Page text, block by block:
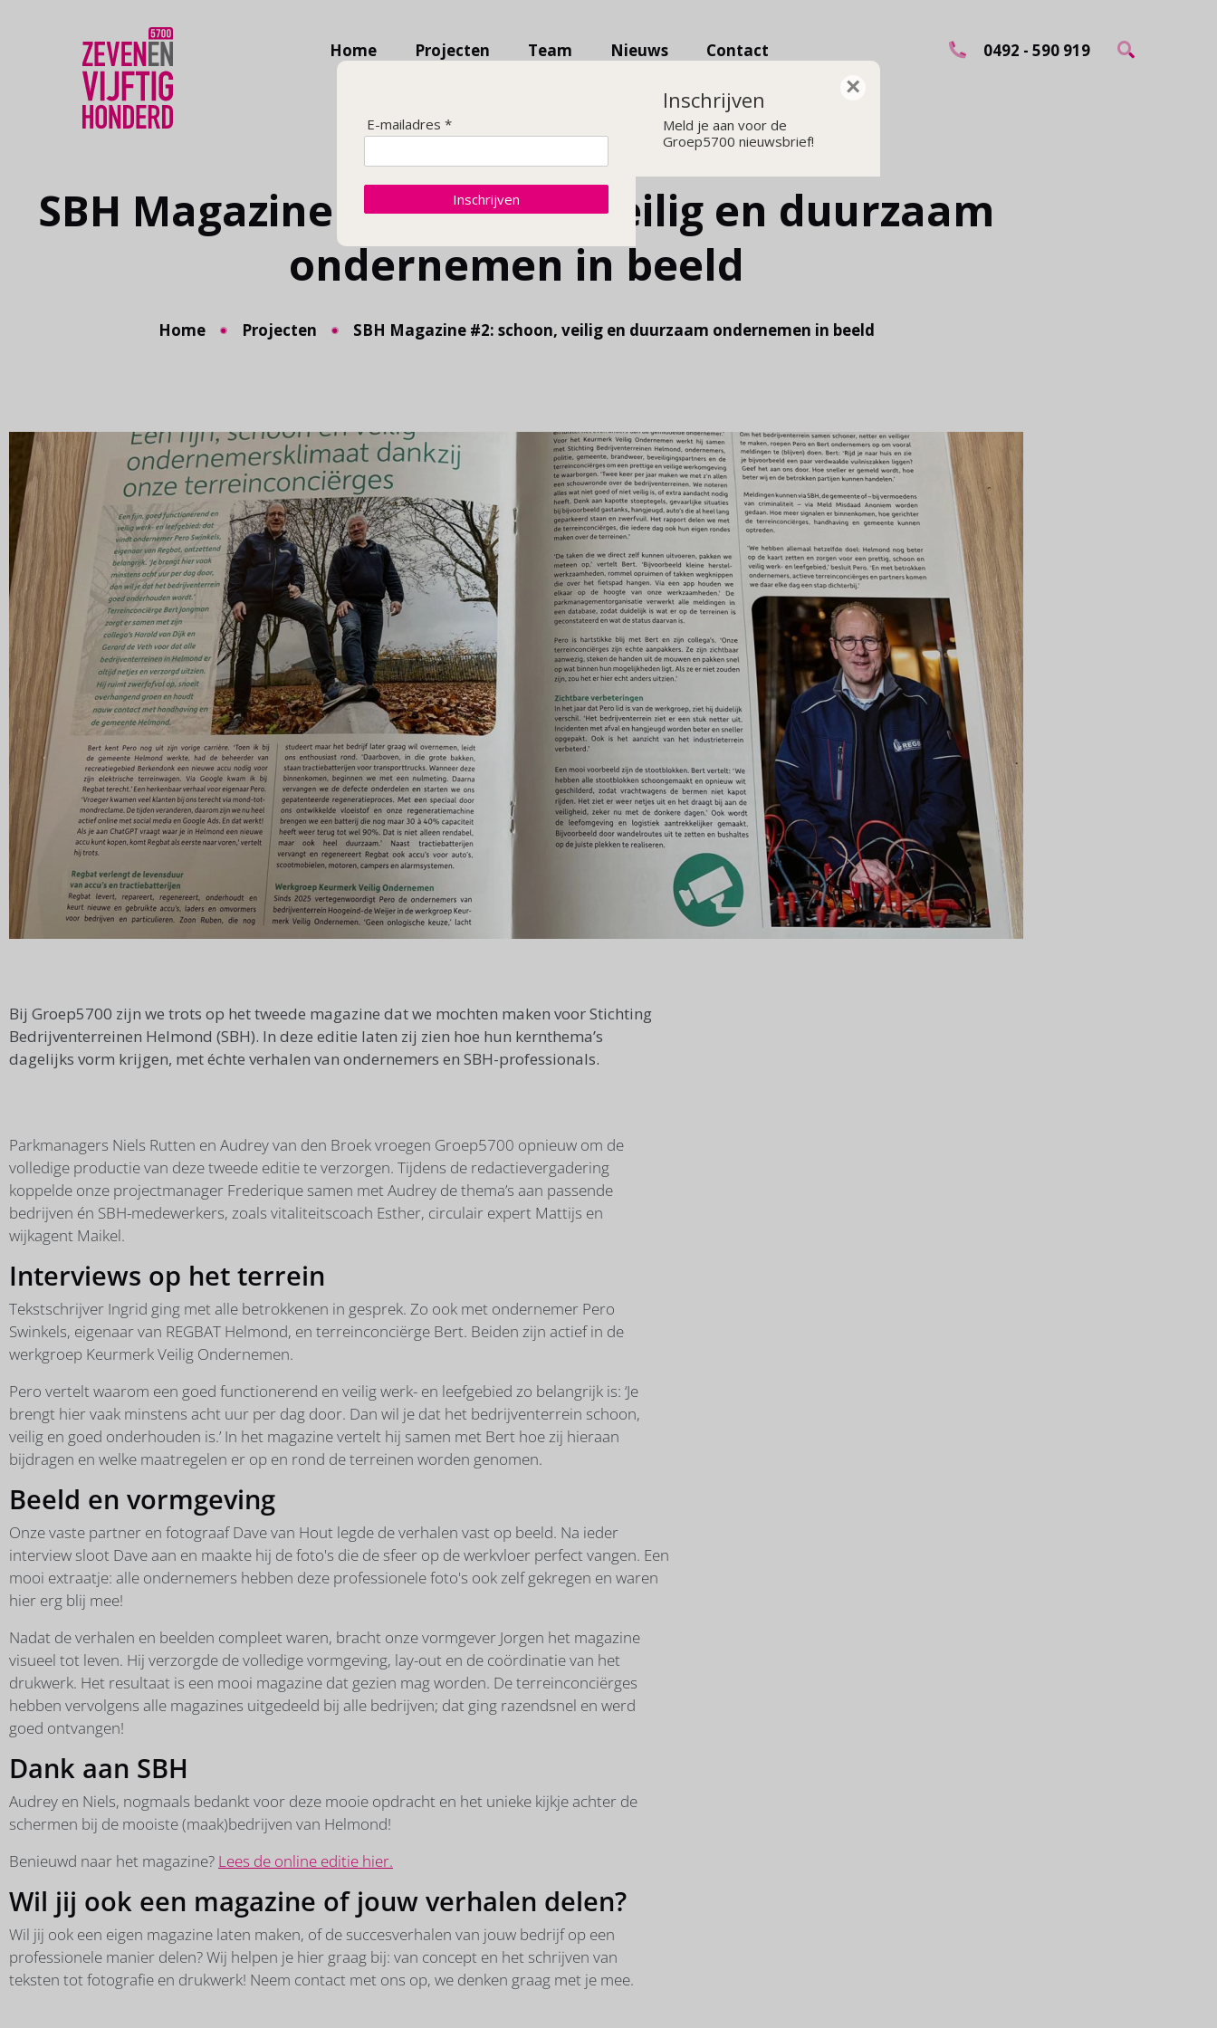
Home Projecten Team Nieuws Contact 0492 - 590 919
SBH Magazine #2: schoon, veilig en duurzaam
ondernemen in beeld
Home Projecten SBH Magazine #2: schoon, veilig en duurzaam ondernemen in beeld
Bij Groep5700 zijn we trots op het tweede magazine dat we mochten maken voor Stichting
Bedrijventerreinen Helmond (SBH). In deze editie laten zij zien hoe hun kernthema’s
dagelijks vorm krijgen, met échte verhalen van ondernemers en SBH-professionals.
Parkmanagers Niels Rutten en Audrey van den Broek vroegen Groep5700 opnieuw om de
volledige productie van deze tweede editie te verzorgen. Tijdens de redactievergadering
koppelde onze projectmanager Frederique samen met Audrey de thema’s aan passende
bedrijven én SBH-medewerkers, zoals vitaliteitscoach Esther, circulair expert Mattijs en
wijkagent Maikel.
Interviews op het terrein
Tekstschrijver Ingrid ging met alle betrokkenen in gesprek. Zo ook met ondernemer Pero
Swinkels, eigenaar van REGBAT Helmond, en terreinconciërge Bert. Beiden zijn actief in de
werkgroep Keurmerk Veilig Ondernemen.
Pero vertelt waarom een goed functionerend en veilig werk- en leefgebied zo belangrijk is: ‘Je
brengt hier vaak minstens acht uur per dag door. Dan wil je dat het bedrijventerrein schoon,
veilig en goed onderhouden is.’ In het magazine vertelt hij samen met Bert hoe zij hieraan
bijdragen en welke maatregelen er op en rond de terreinen worden genomen.
Beeld en vormgeving
Onze vaste partner en fotograaf Dave van Hout legde de verhalen vast op beeld. Na ieder
interview sloot Dave aan en maakte hij de foto's die de sfeer op de werkvloer perfect vangen. Een
mooi extraatje: alle ondernemers hebben deze professionele foto's ook zelf gekregen en waren
hier erg blij mee!
Nadat de verhalen en beelden compleet waren, bracht onze vormgever Jorgen het magazine
visueel tot leven. Hij verzorgde de volledige vormgeving, lay-out en de coördinatie van het
drukwerk. Het resultaat is een mooi magazine dat gezien mag worden. De terreinconciërges
hebben vervolgens alle magazines uitgedeeld bij alle bedrijven; dat ging razendsnel en werd
goed ontvangen!
Dank aan SBH
Audrey en Niels, nogmaals bedankt voor deze mooie opdracht en het unieke kijkje achter de
schermen bij de mooiste (maak)bedrijven van Helmond!
Benieuwd naar het magazine? Lees de online editie hier.
Wil jij ook een magazine of jouw verhalen delen?
Wil jij ook een eigen magazine laten maken, of de succesverhalen van jouw bedrijf op een
professionele manier delen? Wij helpen je hier graag bij: van concept en het schrijven van
teksten tot fotografie en drukwerk! Neem contact met ons op, we denken graag met je mee.
×
E-mailadres *
Inschrijven
Inschrijven
Meld je aan voor de
Groep5700 nieuwsbrief!